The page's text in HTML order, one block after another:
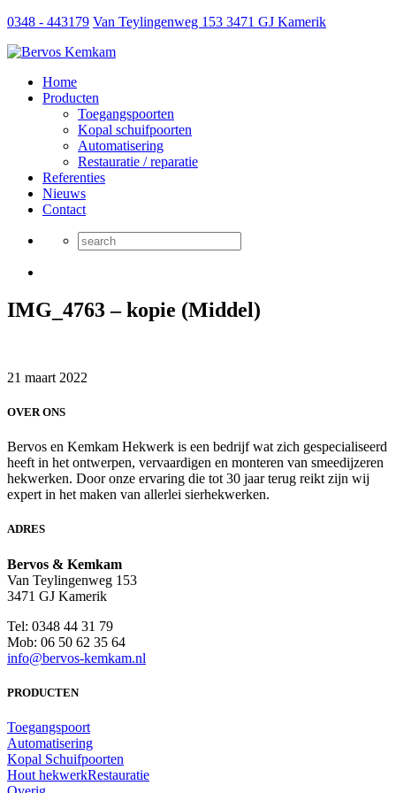
0348 - 443179 Van Teylingenweg 153 3471 GJ Kamerik
Home
Producten
Toegangspoorten
Kopal schuifpoorten
Automatisering
Restauratie / reparatie
Referenties
Nieuws
Contact
IMG_4763 – kopie (Middel)
21 maart 2022
OVER ONS
Bervos en Kemkam Hekwerk is een bedrijf wat zich gespecialiseerd
heeft in het ontwerpen, vervaardigen en monteren van smeedijzeren
hekwerken. Door onze ervaring die tot 30 jaar terug reikt zijn wij
expert in het maken van allerlei sierhekwerken.
ADRES
Bervos & Kemkam
Van Teylingenweg 153
3471 GJ Kamerik
Tel: 0348 44 31 79
Mob: 06 50 62 35 64
info@bervos-kemkam.nl
PRODUCTEN
Toegangspoort
Automatisering
Kopal Schuifpoorten
Hout hekwerkRestauratie